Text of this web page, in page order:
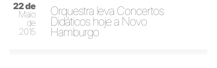
22 de
Maio
de
2015
Orquestra leva Concertos
Didáticos hoje a Novo
Hamburgo